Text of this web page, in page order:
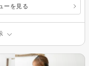
ーを見る